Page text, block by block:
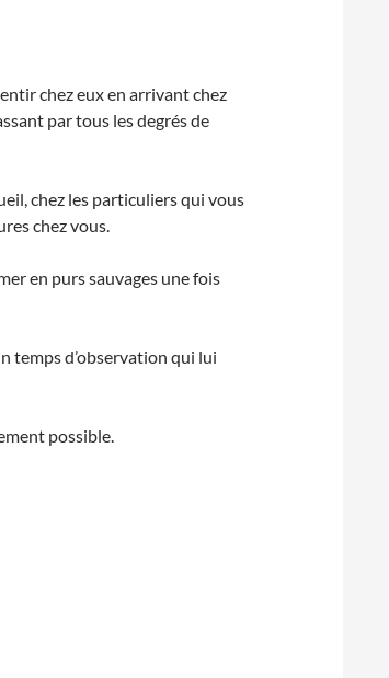
chez eux en arrivant chez
par tous les degrés de
chez les particuliers qui vous
chez vous.
en purs sauvages une fois
temps d’observation qui lui
possible.